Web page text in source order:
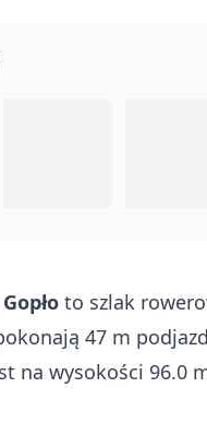
to szlak
47 m
na wysokości 96.0